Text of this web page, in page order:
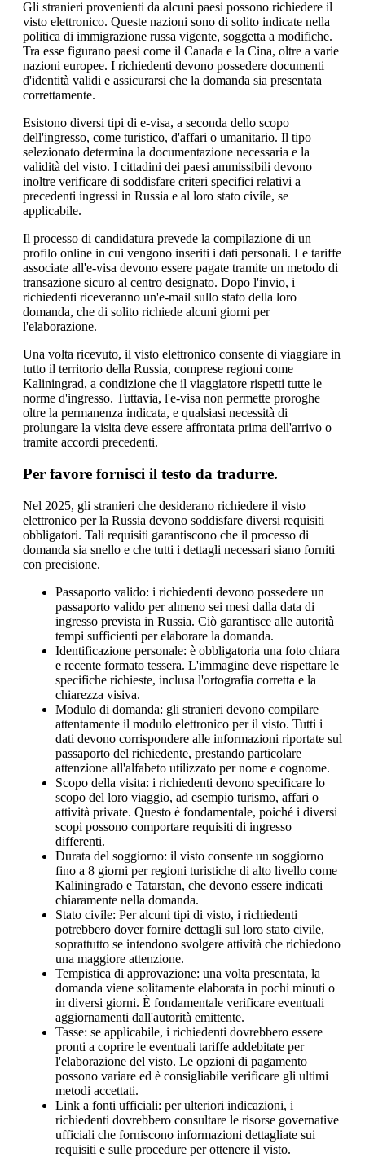
Gli stranieri provenienti da alcuni paesi possono richiedere il
visto elettronico. Queste nazioni sono di solito indicate nella
politica di immigrazione russa vigente, soggetta a modifiche.
Tra esse figurano paesi come il Canada e la Cina, oltre a varie
nazioni europee. I richiedenti devono possedere documenti
d'identità validi e assicurarsi che la domanda sia presentata
correttamente.
Esistono diversi tipi di e-visa, a seconda dello scopo
dell'ingresso, come turistico, d'affari o umanitario. Il tipo
selezionato determina la documentazione necessaria e la
validità del visto. I cittadini dei paesi ammissibili devono
inoltre verificare di soddisfare criteri specifici relativi a
precedenti ingressi in Russia e al loro stato civile, se
applicabile.
Il processo di candidatura prevede la compilazione di un
profilo online in cui vengono inseriti i dati personali. Le tariffe
associate all'e-visa devono essere pagate tramite un metodo di
transazione sicuro al centro designato. Dopo l'invio, i
richiedenti riceveranno un'e-mail sullo stato della loro
domanda, che di solito richiede alcuni giorni per
l'elaborazione.
Una volta ricevuto, il visto elettronico consente di viaggiare in
tutto il territorio della Russia, comprese regioni come
Kaliningrad, a condizione che il viaggiatore rispetti tutte le
norme d'ingresso. Tuttavia, l'e-visa non permette proroghe
oltre la permanenza indicata, e qualsiasi necessità di
prolungare la visita deve essere affrontata prima dell'arrivo o
tramite accordi precedenti.
Per favore fornisci il testo da tradurre.
Nel 2025, gli stranieri che desiderano richiedere il visto
elettronico per la Russia devono soddisfare diversi requisiti
obbligatori. Tali requisiti garantiscono che il processo di
domanda sia snello e che tutti i dettagli necessari siano forniti
con precisione.
Passaporto valido: i richiedenti devono possedere un
passaporto valido per almeno sei mesi dalla data di
ingresso prevista in Russia. Ciò garantisce alle autorità
tempi sufficienti per elaborare la domanda.
Identificazione personale: è obbligatoria una foto chiara
e recente formato tessera. L'immagine deve rispettare le
specifiche richieste, inclusa l'ortografia corretta e la
chiarezza visiva.
Modulo di domanda: gli stranieri devono compilare
attentamente il modulo elettronico per il visto. Tutti i
dati devono corrispondere alle informazioni riportate sul
passaporto del richiedente, prestando particolare
attenzione all'alfabeto utilizzato per nome e cognome.
Scopo della visita: i richiedenti devono specificare lo
scopo del loro viaggio, ad esempio turismo, affari o
attività private. Questo è fondamentale, poiché i diversi
scopi possono comportare requisiti di ingresso
differenti.
Durata del soggiorno: il visto consente un soggiorno
fino a 8 giorni per regioni turistiche di alto livello come
Kaliningrado e Tatarstan, che devono essere indicati
chiaramente nella domanda.
Stato civile: Per alcuni tipi di visto, i richiedenti
potrebbero dover fornire dettagli sul loro stato civile,
soprattutto se intendono svolgere attività che richiedono
una maggiore attenzione.
Tempistica di approvazione: una volta presentata, la
domanda viene solitamente elaborata in pochi minuti o
in diversi giorni. È fondamentale verificare eventuali
aggiornamenti dall'autorità emittente.
Tasse: se applicabile, i richiedenti dovrebbero essere
pronti a coprire le eventuali tariffe addebitate per
l'elaborazione del visto. Le opzioni di pagamento
possono variare ed è consigliabile verificare gli ultimi
metodi accettati.
Link a fonti ufficiali: per ulteriori indicazioni, i
richiedenti dovrebbero consultare le risorse governative
ufficiali che forniscono informazioni dettagliate sui
requisiti e sulle procedure per ottenere il visto.